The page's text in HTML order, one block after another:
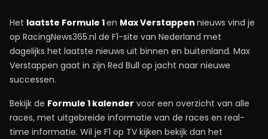
Het laatste Formule 1en Max Verstappen nieuws vind je
op RacingNews365.nl de F1-site van Nederland met
dagelijks het laatste nieuws uit binnen en buitenland. Max
Verstappen gaat in zijn Red Bull op jacht naar nieuwe
successen.
Bekijk de Formule 1 kalender voor een overzicht van alle
races, met uitgebreide informatie van de races en real-
time informatie. Wil je F1 op TV kijken bekijk dan het